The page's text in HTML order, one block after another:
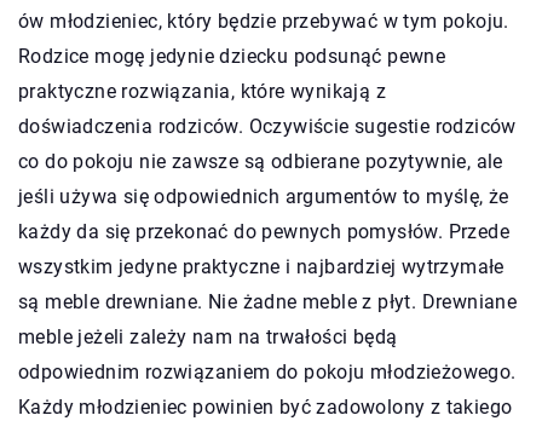
ów młodzieniec, który będzie przebywać w tym pokoju.
Rodzice mogę jedynie dziecku podsunąć pewne
praktyczne rozwiązania, które wynikają z
doświadczenia rodziców. Oczywiście sugestie rodziców
co do pokoju nie zawsze są odbierane pozytywnie, ale
jeśli używa się odpowiednich argumentów to myślę, że
każdy da się przekonać do pewnych pomysłów. Przede
wszystkim jedyne praktyczne i najbardziej wytrzymałe
są meble drewniane. Nie żadne meble z płyt. Drewniane
meble jeżeli zależy nam na trwałości będą
odpowiednim rozwiązaniem do pokoju młodzieżowego.
Każdy młodzieniec powinien być zadowolony z takiego